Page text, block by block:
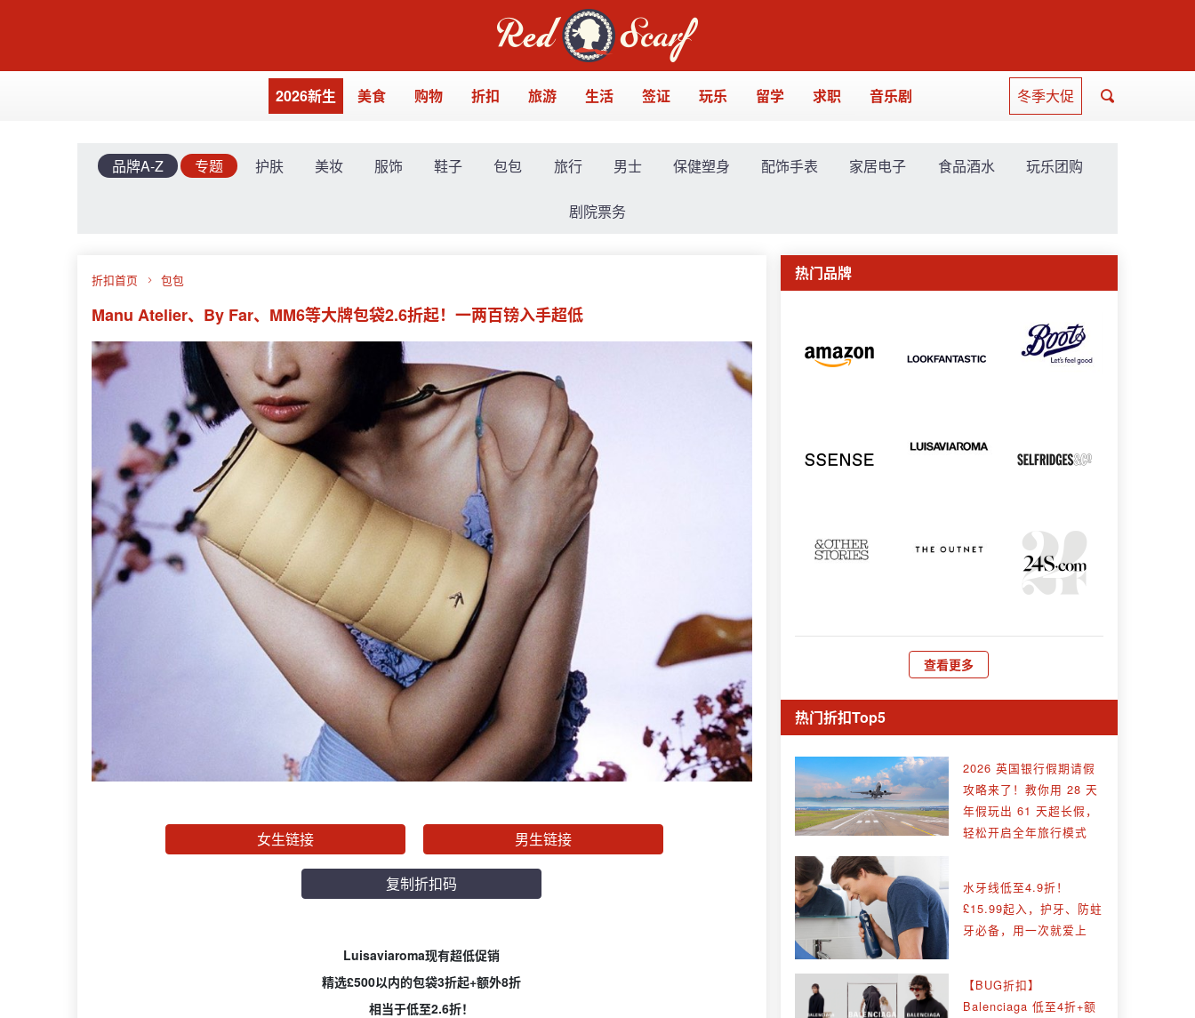
2026新生 美食 购物 折扣 旅游 生活 签证 玩乐 留学 求职 音乐剧 冬季大促
品牌A-Z 专题 护肤 美妆 服饰 鞋子 包包 旅行 男士 保健塑身 配饰手表 家居电子 食品酒水 玩乐团购
剧院票务
折扣首页 包包
Manu Atelier、By Far、MM6等大牌包袋2.6折起！一两百镑入手超低
女生链接 男生链接
复制折扣码
Luisaviaroma现有超低促销
精选£500以内的包袋3折起+额外8折
相当于低至2.6折！
热门品牌
查看更多
热门折扣Top5
2026 英国银行假期请假
攻略来了！教你用 28 天
年假玩出 61 天超长假，
轻松开启全年旅行模式
水牙线低至4.9折！
£15.99起入，护牙、防蛀
牙必备，用一次就爱上
【BUG折扣】
Balenciaga 低至4折+额